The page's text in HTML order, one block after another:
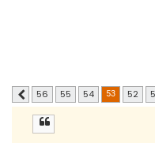
52
53
54
55
56 بعدی